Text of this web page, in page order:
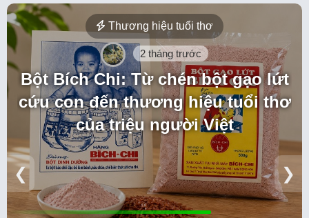
Thương hiệu tuổi thơ
2 tháng trước
Bột Bích Chi: Từ chén bột gạo lứt
cứu con đến thương hiệu tuổi thơ
của triệu người Việt
❮ ❯